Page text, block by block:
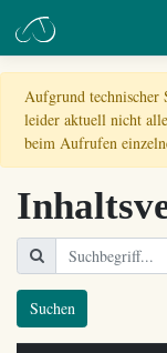
Aufgrund technischer
leider aktuell nicht
beim Aufrufen
Suchen